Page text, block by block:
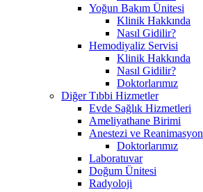
Yoğun Bakım Ünitesi
Klinik Hakkında
Nasıl Gidilir?
Hemodiyaliz Servisi
Klinik Hakkında
Nasıl Gidilir?
Doktorlarımız
Diğer Tıbbi Hizmetler
Evde Sağlık Hizmetleri
Ameliyathane Birimi
Anestezi ve Reanimasyon
Doktorlarımız
Laboratuvar
Doğum Ünitesi
Radyoloji